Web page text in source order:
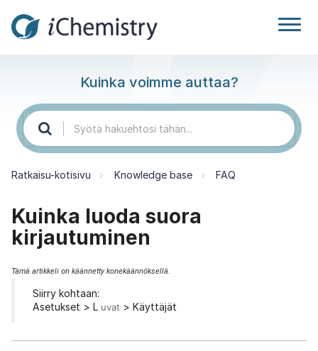
Kuinka voimme auttaa?
Ratkaisu-kotisivu Knowledge base FAQ
Kuinka luoda suora
kirjautuminen
Tämä artikkeli on käännetty konekäännöksellä.
Siirry kohtaan:
Asetukset > L uvat > Käyttäjät